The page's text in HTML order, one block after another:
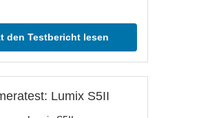
den Testbericht lesen
Lumix S5II